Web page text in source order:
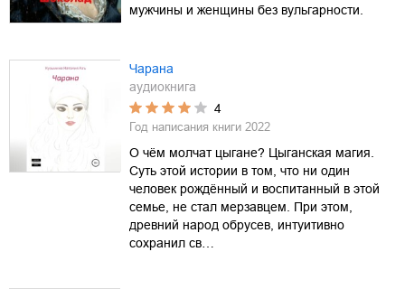
мужчины и женщины без вульгарности.
Чарана
аудиокнига
4
Год написания книги 2022
О чём молчат цыгане? Цыганская магия.
Суть этой истории в том, что ни один
человек рождённый и воспитанный в этой
семье, не стал мерзавцем. При этом,
древний народ обрусев, интуитивно
сохранил св…